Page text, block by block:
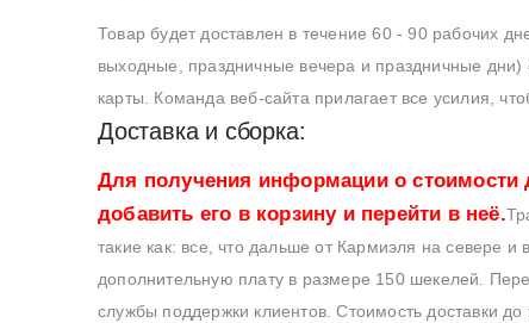
Товар будет доставлен в течение 60 - 90 рабочих
выходные, праздничные вечера и праздничные дни)
карты. Команда веб-сайта прилагает все усилия,
Доставка и сборка:
Для получения информации о стоимости
добавить его в корзину и перейти в неё.
такие как: все, что дальше от Кармиэля на севере
дополнительную плату в размере 150 шекелей.
службы поддержки клиентов. Стоимость доставки